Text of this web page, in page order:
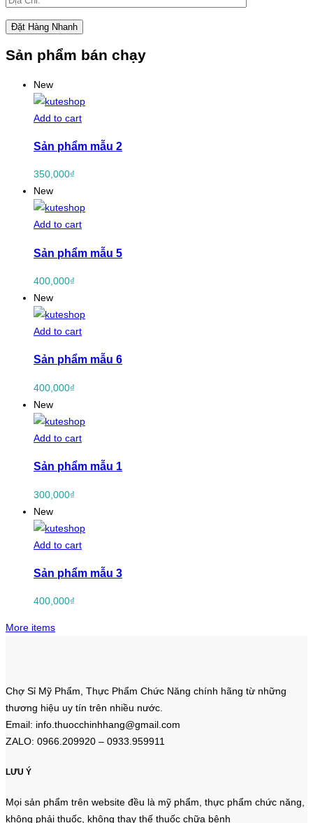
Sản phẩm bán chạy
New
Add to cart
Sản phẩm mẫu 2
350,000₫
New
Add to cart
Sản phẩm mẫu 5
400,000₫
New
Add to cart
Sản phẩm mẫu 6
400,000₫
New
Add to cart
Sản phẩm mẫu 1
300,000₫
New
Add to cart
Sản phẩm mẫu 3
400,000₫
More items
Chợ Sỉ Mỹ Phẩm, Thực Phẩm Chức Năng chính hãng từ những
thương hiệu uy tín trên nhiều nước.
Email: info.thuocchinhhang@gmail.com
ZALO: 0966.209920 – 0933.959911
LƯU Ý
Mọi sản phẩm trên website đều là mỹ phẩm, thực phẩm chức năng,
không phải thuốc, không thay thế thuốc chữa bệnh